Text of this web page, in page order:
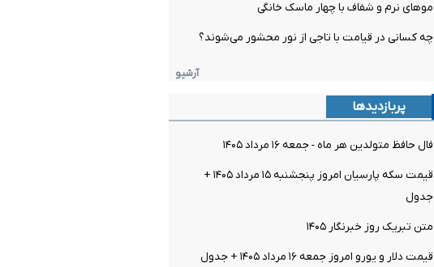
موهای نرم و شفاف با چهار ماسک خانگی
چه کسانی در قیامت با تاجی از نور محشور می‌شوند؟
آرشیو
پربازدیدها
فال حافظ متولدین هر ماه - جمعه ۱۶ مرداد ۱۴۰۵
قیمت سکه پارسیان امروز پنجشنبه ۱۵ مرداد ۱۴۰۵ +
جدول
متن تبریک روز خبرنگار ۱۴۰۵
قیمت دلار و یورو امروز جمعه ۱۶ مرداد ۱۴۰۵ + جدول